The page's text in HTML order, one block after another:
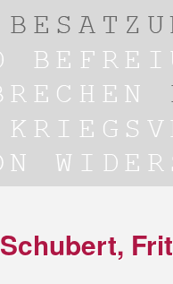
Schubert,